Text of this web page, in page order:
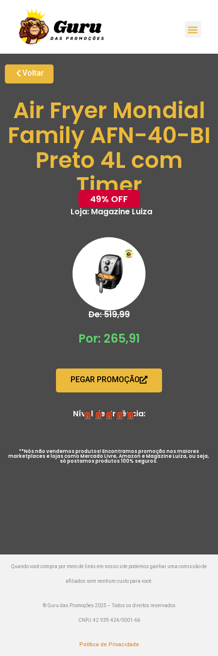
Voltar
Air Fryer Mondial
Family AFN-40-BI
Preto 4L com
Timer
49% OFF
Loja:Magazine Luiza
De: 519,99
Por: 265,91
PEGAR PROMOÇÃO
Nível de Urgência:
**Nós não vendemos produtos! Encontramos promoção nos maiores
marketplaces e lojas como Mercado Livre, Amazon e Magazine Luiza, ou seja,
só postamos produtos 100% seguros.
Quando você compra por meio de links em nosso site podemos ganhar uma comissão de
afiliados sem nenhum custo para você.
© Guru das Promoções 2025 – Todos os direitos reservados
CNPJ: 42.939.424/0001-66
Política de Privacidade